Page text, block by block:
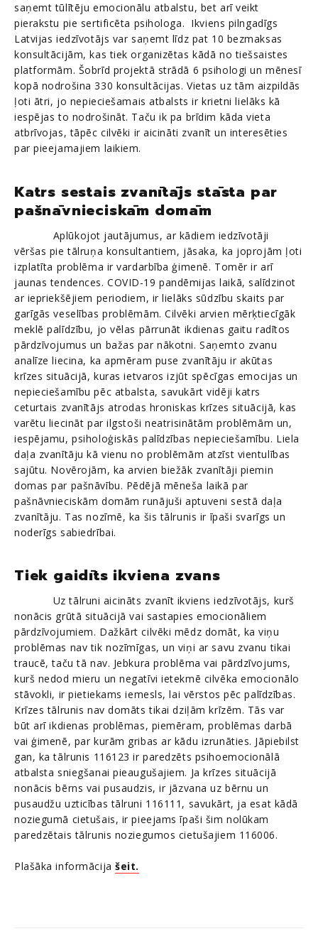
saņemt tūlītēju emocionālu atbalstu, bet arī veikt
pierakstu pie sertificēta psihologa. Ikviens pilngadīgs
Latvijas iedzīvotājs var saņemt līdz pat 10 bezmaksas
konsultācijām, kas tiek organizētas kādā no tiešsaistes
platformām. Šobrīd projektā strādā 6 psihologi un mēnesī
kopā nodrošina 330 konsultācijas. Vietas uz tām aizpildās
ļoti ātri, jo nepieciešamais atbalsts ir krietni lielāks kā
iespējas to nodrošināt. Taču ik pa brīdim kāda vieta
atbrīvojas, tāpēc cilvēki ir aicināti zvanīt un interesēties
par pieejamajiem laikiem.
Katrs sestais zvanītājs stāsta par
pašnāvnieciskām domām
Aplūkojot jautājumus, ar kādiem iedzīvotāji
vēršas pie tālruņa konsultantiem, jāsaka, ka joprojām ļoti
izplatīta problēma ir vardarbība ģimenē. Tomēr ir arī
jaunas tendences. COVID-19 pandēmijas laikā, salīdzinot
ar iepriekšējiem periodiem, ir lielāks sūdzību skaits par
garīgās veselības problēmām. Cilvēki arvien mērķtiecīgāk
meklē palīdzību, jo vēlas pārrunāt ikdienas gaitu radītos
pārdzīvojumus un bažas par nākotni. Saņemto zvanu
analīze liecina, ka apmēram puse zvanītāju ir akūtas
krīzes situācijā, kuras ietvaros izjūt spēcīgas emocijas un
nepieciešamību pēc atbalsta, savukārt vidēji katrs
ceturtais zvanītājs atrodas hroniskas krīzes situācijā, kas
varētu liecināt par ilgstoši neatrisinātām problēmām un,
iespējamu, psiholoģiskās palīdzības nepieciešamību. Liela
daļa zvanītāju kā vienu no problēmām atzīst vientulības
sajūtu. Novērojām, ka arvien biežāk zvanītāji piemin
domas par pašnāvību. Pēdējā mēneša laikā par
pašnāvnieciskām domām runājuši aptuveni sestā daļa
zvanītāju. Tas nozīmē, ka šis tālrunis ir īpaši svarīgs un
noderīgs sabiedrībai.
Tiek gaidīts ikviena zvans
Uz tālruni aicināts zvanīt ikviens iedzīvotājs, kurš
nonācis grūtā situācijā vai sastapies emocionāliem
pārdzīvojumiem. Dažkārt cilvēki mēdz domāt, ka viņu
problēmas nav tik nozīmīgas, un viņi ar savu zvanu tikai
traucē, taču tā nav. Jebkura problēma vai pārdzīvojums,
kurš nedod mieru un negatīvi ietekmē cilvēka emocionālo
stāvokli, ir pietiekams iemesls, lai vērstos pēc palīdzības.
Krīzes tālrunis nav domāts tikai dziļām krīzēm. Tās var
būt arī ikdienas problēmas, piemēram, problēmas darbā
vai ģimenē, par kurām gribas ar kādu izrunāties. Jāpiebilst
gan, ka tālrunis 116123 ir paredzēts psihoemocionālā
atbalsta sniegšanai pieaugušajiem. Ja krīzes situācijā
nonācis bērns vai pusaudzis, ir jāzvana uz bērnu un
pusaudžu uzticības tālruni 116111, savukārt, ja esat kādā
noziegumā cietušais, ir pieejams īpaši šim nolūkam
paredzētais tālrunis noziegumos cietušajiem 116006.
Plašāka informācijašeit.